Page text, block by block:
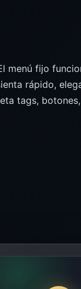
menú fijo
rápido,
tags,